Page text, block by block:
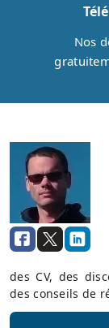
Nos
des CV, des
des conseils de